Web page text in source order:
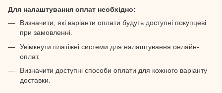
Для налаштування оплат необхідно:
Визначити, які варіанти оплати будуть доступні покупцеві
при замовленні.
Увімкнути платіжні системи для налаштування онлайн-
оплат.
Визначити доступні способи оплати для кожного варіанту
доставки.